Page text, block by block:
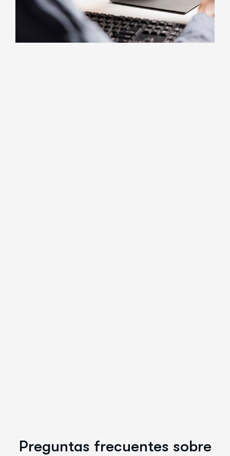
Preguntas frecuentes sobre